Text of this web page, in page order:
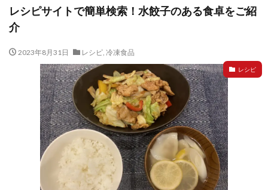
レシピサイトで簡単検索！水餃子のある食卓をご紹
介
2023年8月31日 レシピ, 冷凍食品
レシピ
焼売と飲みたい
焼酎 猛暑 栄養
春雨
大阪王将 背徳のバターすぎるぎょうざ
宇都宮
宮崎辛麺 宮崎餃子
小籠包と飲みたい
昇華
居酒屋 弁当 担々麺
揚げ餃子
新商品
旨辛 生産者 硬くなる
外食事業
食の安全
鉄ラー油 鍋
鍋スープ
開発秘話
関西万博 食と栄養 餃子
辛
餃子と食べたい
餃子と飲みたい 魚醬
麺
麻辣湯 通販
節約